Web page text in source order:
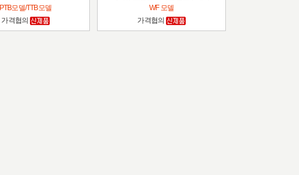
PTB모델/TTB모델
가격협의
WF 모델
가격협의